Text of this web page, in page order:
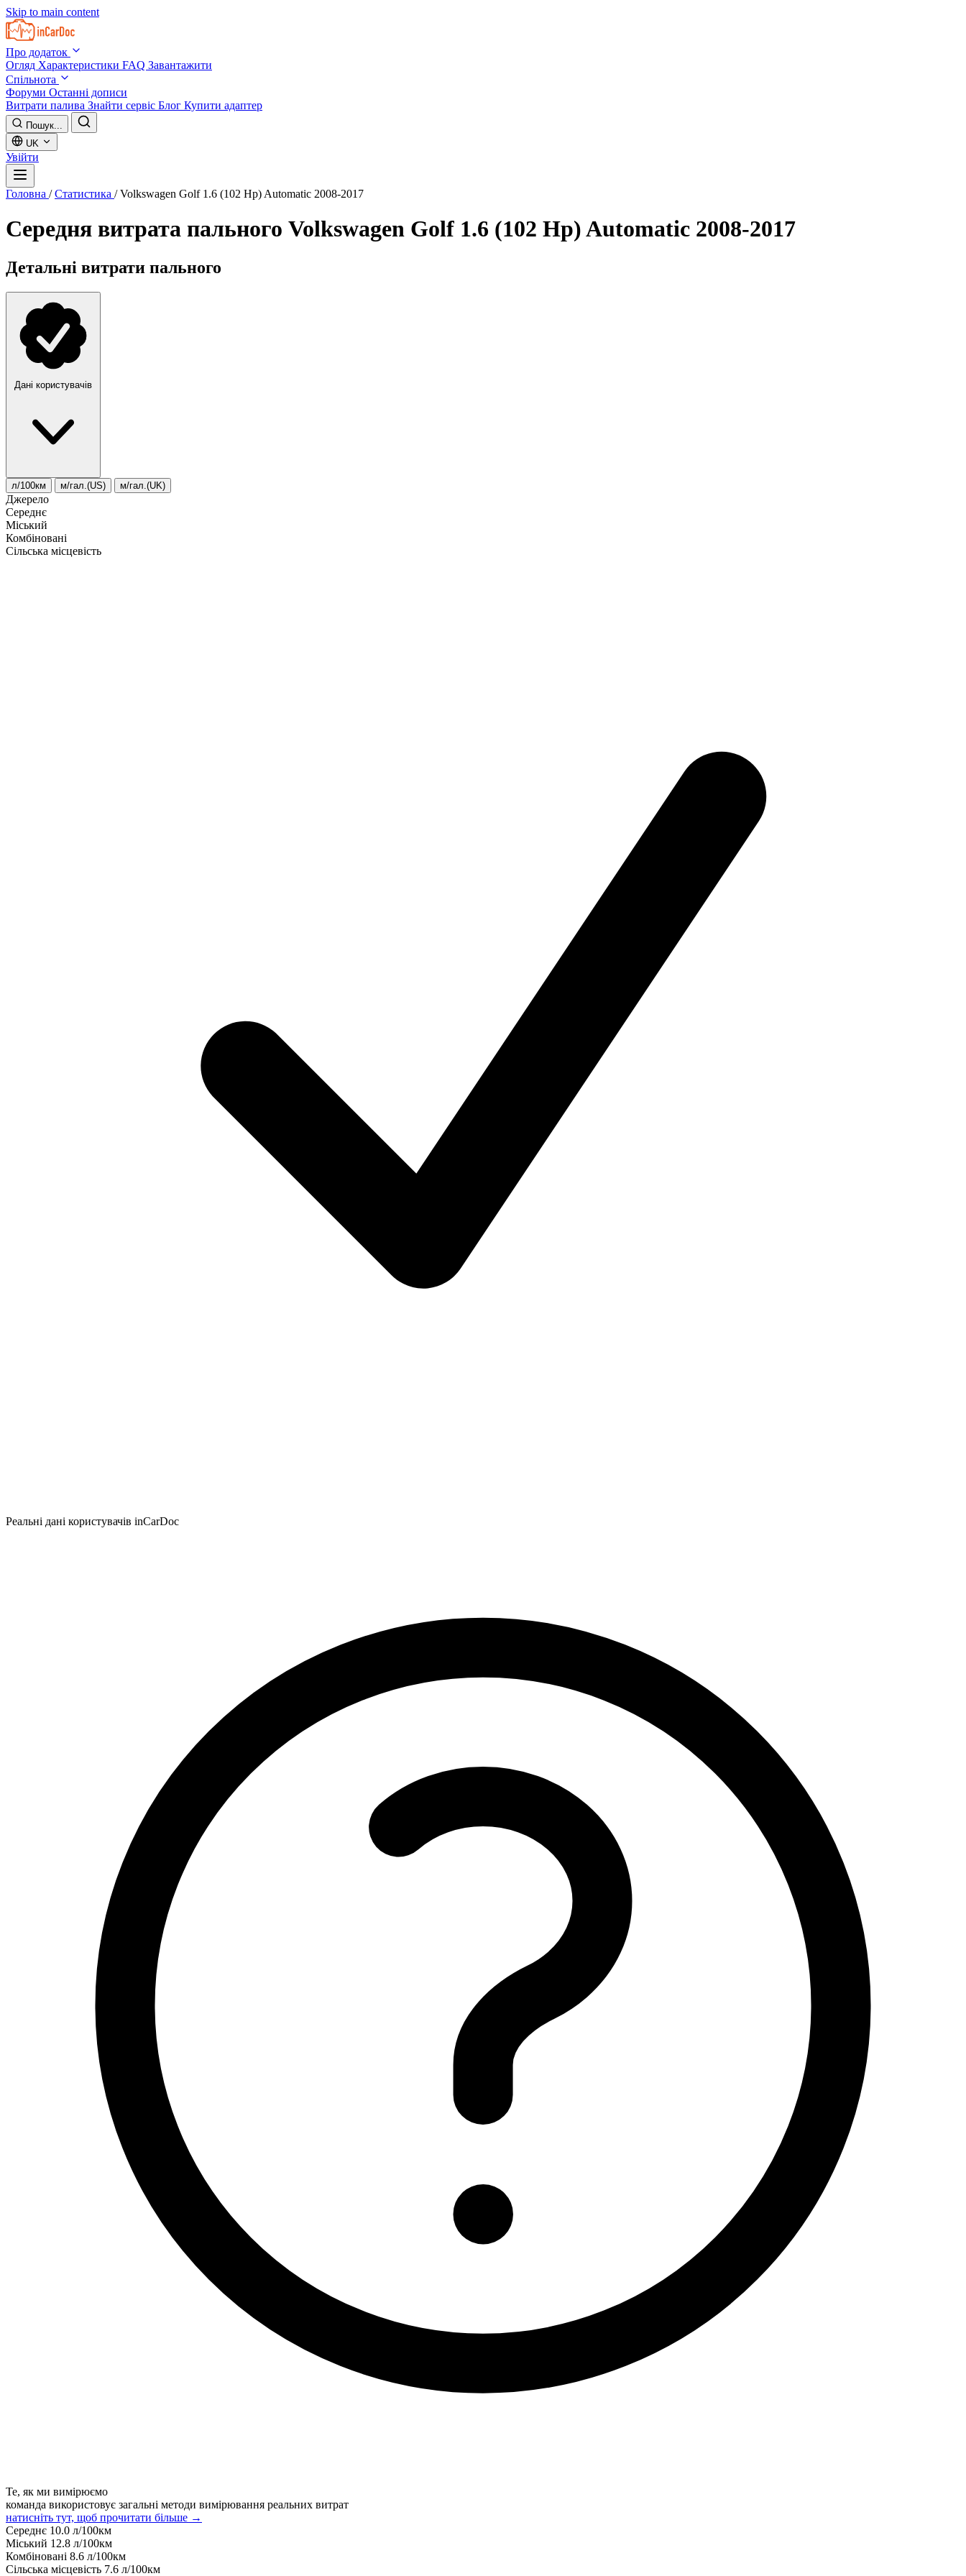
Skip to main content
Про додаток
Огляд Характеристики FAQ Завантажити
Спільнота
Форуми Останні дописи
Витрати палива Знайти сервіс Блог Купити адаптер
Пошук...
UK
Увійти
Головна / Статистика / Volkswagen Golf 1.6 (102 Hp) Automatic 2008-2017
Середня витрата пального Volkswagen Golf 1.6 (102 Hp) Automatic 2008-2017
Детальні витрати пального
Дані користувачів
л/100км м/гал.(US) м/гал.(UK)
Джерело
Середнє
Міський
Комбіновані
Сільська місцевість
Реальні дані користувачів inCarDoc
Те, як ми вимірюємо
команда використовує загальні методи вимірювання реальних витрат
натисніть тут, щоб прочитати більше →
Середнє 10.0 л/100км
Міський 12.8 л/100км
Комбіновані 8.6 л/100км
Сільська місцевість 7.6 л/100км